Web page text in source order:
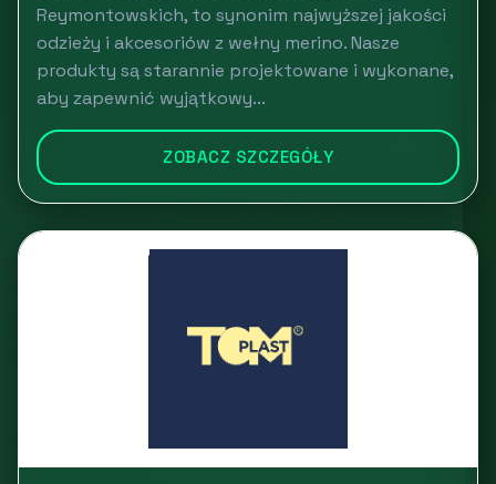
Reymontowskich, to synonim najwyższej jakości
odzieży i akcesoriów z wełny merino. Nasze
produkty są starannie projektowane i wykonane,
aby zapewnić wyjątkowy...
ZOBACZ SZCZEGÓŁY